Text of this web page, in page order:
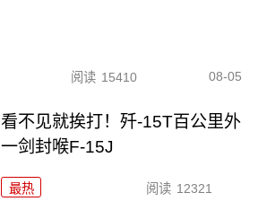
阅读 15410 08-05
看不见就挨打！歼-15T百公里外
一剑封喉F-15J
最热 阅读 12321